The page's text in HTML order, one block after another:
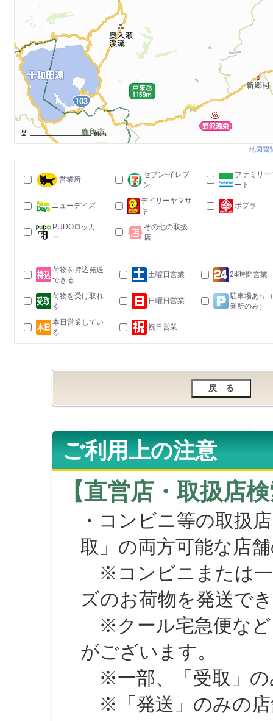
8km
地図閲
営業所
セブン-イレブ
ン
ファミリー
ート
ニューデイズ
デイリーヤマザ
キ
ポプラ
PUDOロッカ
ー
その他の取扱
店
荷物を持込発送
できる
土曜日営業 24時間営業
荷物を受け取れ
る
日曜日営業
駐車場あり
業所のみ）
本日営業してい
る
祝日営業
ご利用上の注意
【直営店・取扱店
・コンビニ等の取扱
取」の両方可能な店
※コンビニまたは一
ズのお荷物を発送で
※クール宅急便など
がございます。
※一部、「受取」の
※「発送」のみの店